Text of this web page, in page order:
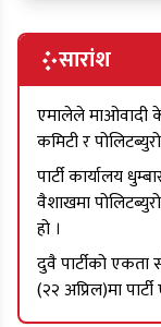
सारांश
एमालेले माओवादी
कमिटी र
पार्टी कार्यालय
वैशाखमा
हो ।
दुवै पार्टीको
(२२ अप्रिल)मा